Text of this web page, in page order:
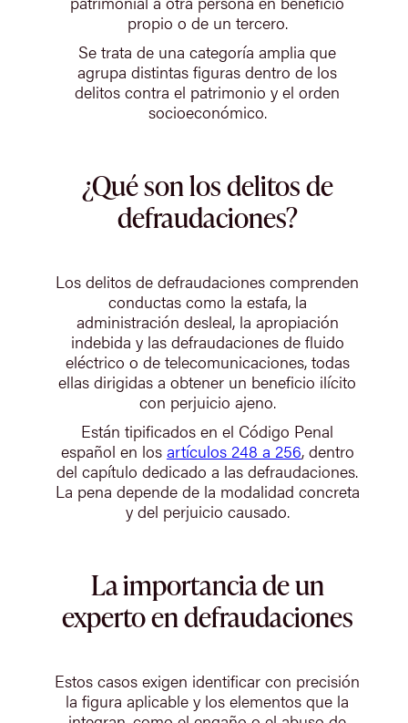
propio o de un tercero.
Se trata de una categoría amplia que
agrupa distintas figuras dentro de los
delitos contra el patrimonio y el orden
socioeconómico.
¿Qué son los delitos de
defraudaciones?
Los delitos de defraudaciones comprenden
conductas como la estafa, la
administración desleal, la apropiación
indebida y las defraudaciones de fluido
eléctrico o de telecomunicaciones, todas
ellas dirigidas a obtener un beneficio ilícito
con perjuicio ajeno.
Están tipificados en el Código Penal
español en los artículos 248 a 256, dentro
del capítulo dedicado a las defraudaciones.
La pena depende de la modalidad concreta
y del perjuicio causado.
La importancia de un
experto en defraudaciones
Estos casos exigen identificar con precisión
la figura aplicable y los elementos que la